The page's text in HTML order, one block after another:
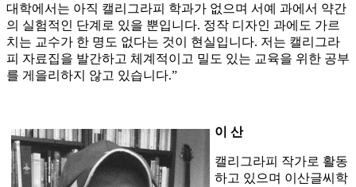
대학에서는 아직 캘리그라피 학과가 없으며 서예 과에서 약간
의 실험적인 단계로 있을 뿐입니다. 정작 디자인 과에도 가르
치는 교수가 한 명도 없다는 것이 현실입니다. 저는 캘리그라
피 자료집을 발간하고 체계적이고 밀도 있는 교육을 위한 공부
를 게을리하지 않고 있습니다.”
이 산
캘리그라피 작가로 활동
하고 있으며 이산글씨학